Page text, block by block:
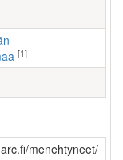
[1]
menehtyneet/